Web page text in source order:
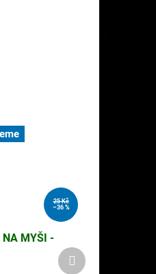
25 Kč
–36 %
NA MYŠI -
Další
produkt